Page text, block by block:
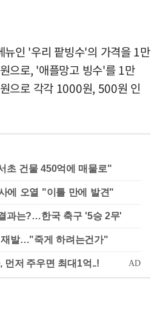
뉴인 '우리 팥빙수'의 가격을 1만
으로, '애플망고 빙수'를 1만
으로 각각 1000원, 500원 인
초 건물 450억에 매물로"
에 오열 "이틀 만에 발견"
과는?…한국 축구 '5승 2무'
재발…"죽게 하려는건가"